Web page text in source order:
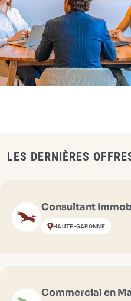
LES DERNIÈRES
Consultant
HAUTE-GARONNE
Commercial en